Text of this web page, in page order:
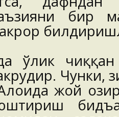
бир
ўлик
Чунки,
жой